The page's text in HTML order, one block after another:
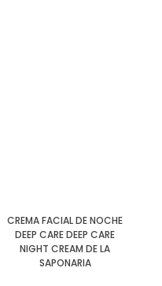
CREMA FACIAL DE NOCHE
DEEP CARE DEEP CARE
NIGHT CREAM DE LA
SAPONARIA